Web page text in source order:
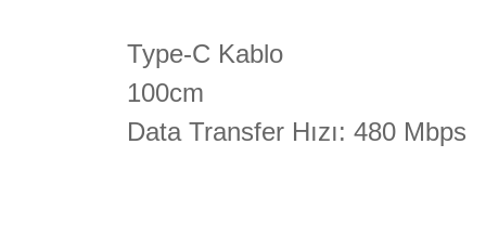
Type-C Kablo
100cm
Data Transfer Hızı: 480 Mbps